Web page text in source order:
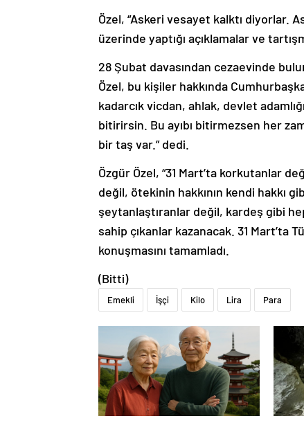
Özel, “Askeri vesayet kalktı diyorlar.
üzerinde yaptığı açıklamalar ve
28 Şubat davasından cezaevinde
Özel, bu kişiler hakkında
kadarcık vicdan, ahlak, devlet
bitirirsin. Bu ayıbı bitirmezsen her
bir taş var.” dedi.
Özgür Özel, “31 Mart’ta korkutanlar
değil, ötekinin hakkının kendi hakkı
şeytanlaştıranlar değil, kardeş gibi
sahip çıkanlar kazanacak. 31 Mart’ta
konuşmasını tamamladı.
(Bitti)
Emekli İşçi Kilo Lira Para